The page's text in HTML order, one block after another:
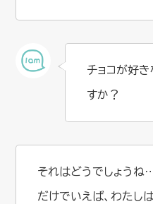
チョコが好
すか？
それはどうでしょうね
だけでいえば、わたし